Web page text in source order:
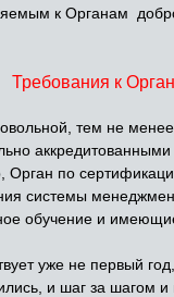
к Органам
Требования к
тем не менее
Орган по
системы
обучение и
уже не первый
и шаг за шагом